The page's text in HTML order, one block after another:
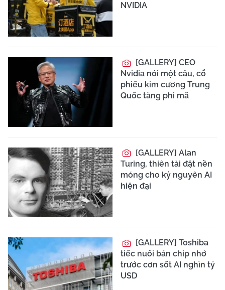
NVIDIA
[GALLERY] CEO
Nvidia nói một câu, cổ
phiếu kim cương Trung
Quốc tăng phi mã
[GALLERY] Alan
Turing, thiên tài đặt nền
móng cho kỷ nguyên AI
hiện đại
[GALLERY] Toshiba
tiếc nuối bán chip nhớ
trước cơn sốt AI nghìn tỷ
USD